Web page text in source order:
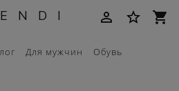
person_outline star_border shopping_cart
Для мужчин
Обувь